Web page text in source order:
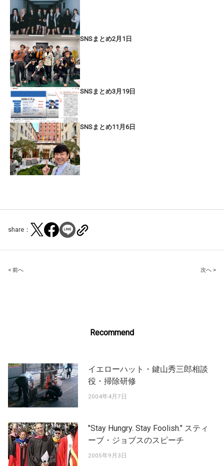
SNSまとめ2月1日
SNSまとめ3月19日
SNSまとめ11月6日
share：
Post
< 前へ 次へ >
Recommend
イエローハット・鍵山秀三郎相談
役・掃除研修
2004年4月7日
"Stay Hungry. Stay Foolish." スティ
ーブ・ジョブスのスピーチ
2005年9月3日